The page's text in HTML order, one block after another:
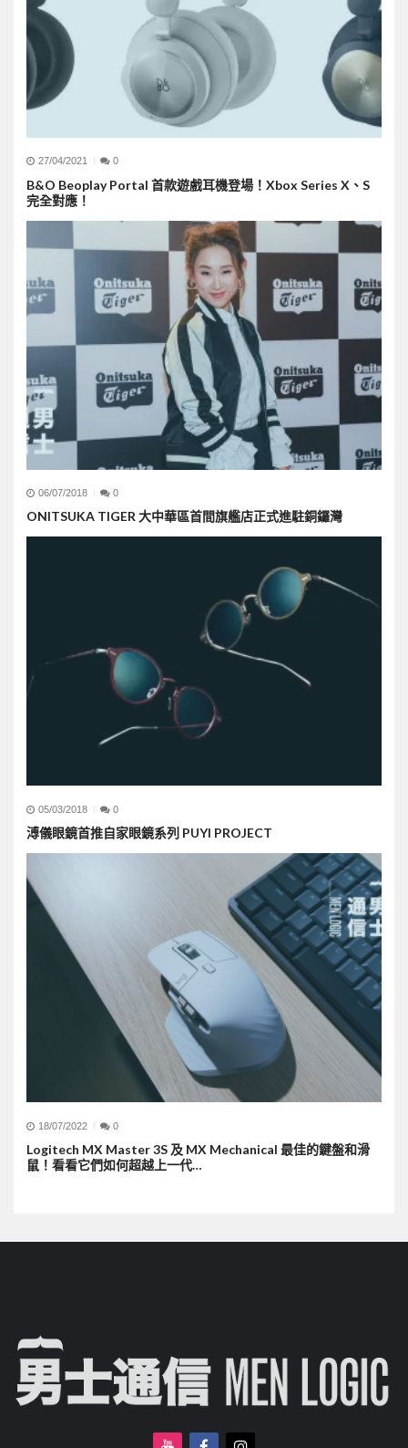
27/04/2021 0
B&O Beoplay Portal 首款遊戲耳機登場！Xbox Series X、S
完全對應！
06/07/2018 0
ONITSUKA TIGER 大中華區首間旗艦店正式進駐銅鑼灣
05/03/2018 0
溥儀眼鏡首推自家眼鏡系列 PUYI PROJECT
18/07/2022 0
Logitech MX Master 3S 及 MX Mechanical 最佳的鍵盤和滑
鼠！看看它們如何超越上一代…